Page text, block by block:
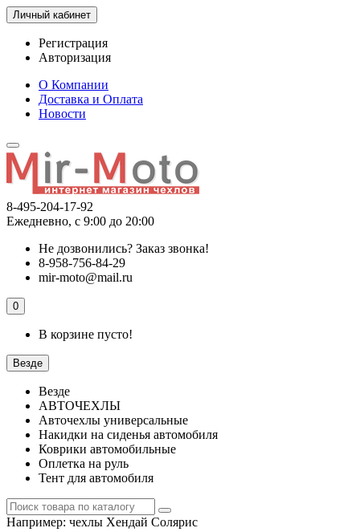
Личный кабинет
Регистрация
Авторизация
О Компании
Доставка и Оплата
Новости
8-495-204-17-92
Ежедневно, с 9:00 до 20:00
Не дозвонились? Заказ звонка!
8-958-756-84-29
mir-moto@mail.ru
0
В корзине пусто!
Везде
Везде
АВТОЧЕХЛЫ
Авточехлы универсальные
Накидки на сиденья автомобиля
Коврики автомобильные
Оплетка на руль
Тент для автомобиля
Например: чехлы Хендай Солярис